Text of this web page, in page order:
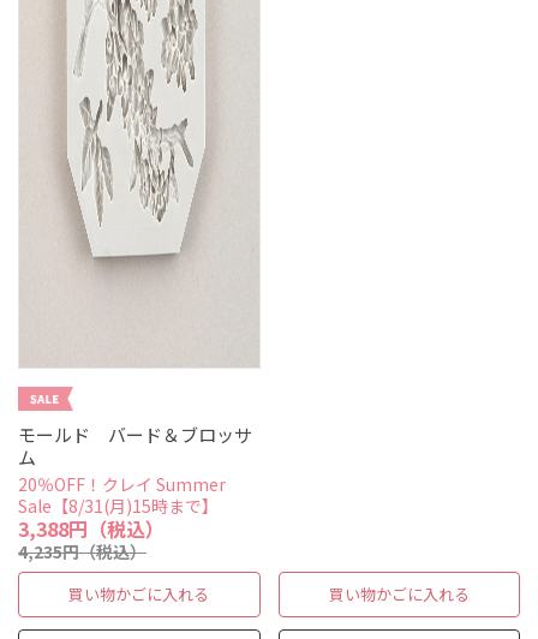
モールド バード＆ブロッサ
ム
20％OFF！クレイ Summer
Sale【8/31(月)15時まで】
3,388円（税込）
4,235円（税込）
買い物かごに入れる 買い物かごに入れる